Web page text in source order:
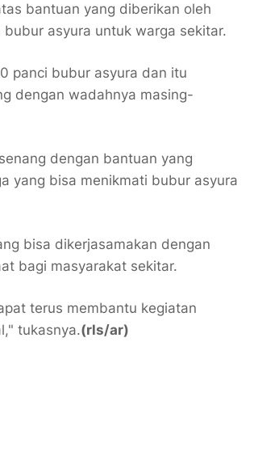
bantuan yang diberikan oleh
asyura untuk warga sekitar.
panci bubur asyura dan itu
dengan wadahnya masing-
dengan bantuan yang
yang bisa menikmati bubur asyura
bisa dikerjasamakan dengan
bagi masyarakat sekitar.
terus membantu kegiatan
tukasnya.(rls/ar)